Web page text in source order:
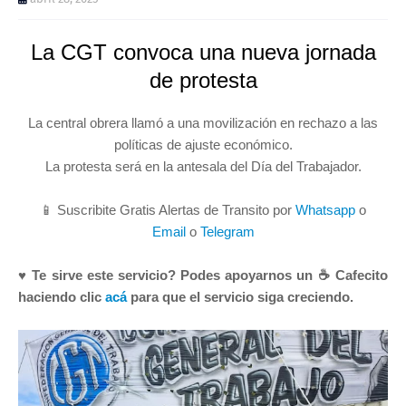
La CGT convoca una nueva jornada
de protesta
La central obrera llamó a una movilización en rechazo a las
políticas de ajuste económico.
La protesta será en la antesala del Día del Trabajador.
📱 Suscribite Gratis Alertas de Transito por Whatsapp o
Emailo Telegram
♥ Te sirve este servicio? Podes apoyarnos un ☕ Cafecito
haciendo clic acápara que el servicio siga creciendo.